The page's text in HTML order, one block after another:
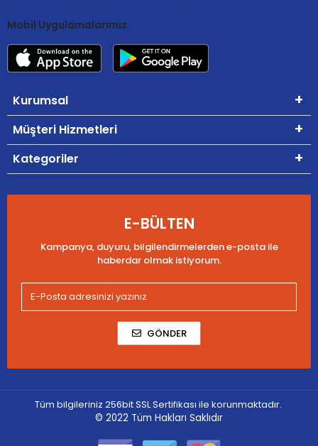
Mobil Uygulamalarımız
Kurumsal
Müşteri Hizmetleri
Kategoriler
E-BÜLTEN
Kampanya, duyuru, bilgilendirmelerden e-posta ile
haberdar olmak istiyorum.
GÖNDER
Tüm bilgileriniz 256bit SSL Sertifikası ile korunmaktadır.
© 2022 Tüm Hakları Saklıdır